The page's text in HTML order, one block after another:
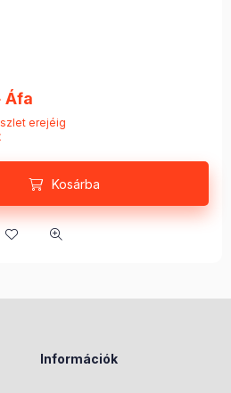
Áfa
erejéig
Kosárba
Információk